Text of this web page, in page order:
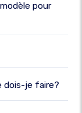
pour
dois-je faire?